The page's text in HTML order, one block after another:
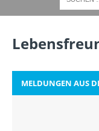
MELDUNGEN AUS